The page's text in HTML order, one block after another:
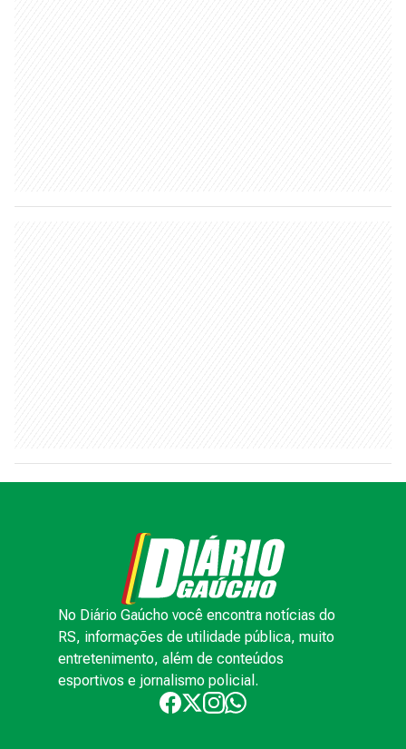
No Diário Gaúcho você encontra notícias do
RS, informações de utilidade pública, muito
entretenimento, além de conteúdos
esportivos e jornalismo policial.